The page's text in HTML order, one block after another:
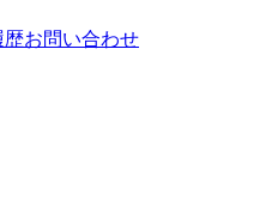
歴お問い合わせ